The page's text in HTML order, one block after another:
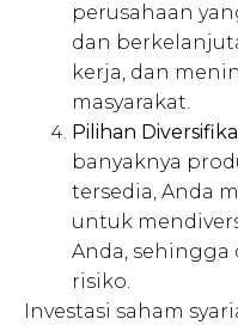
perusahaan
dan
kerja, dan
masyarakat.
Pilihan
banyaknya
tersedia, Anda
untuk
Anda,
risiko.
Investasi saham